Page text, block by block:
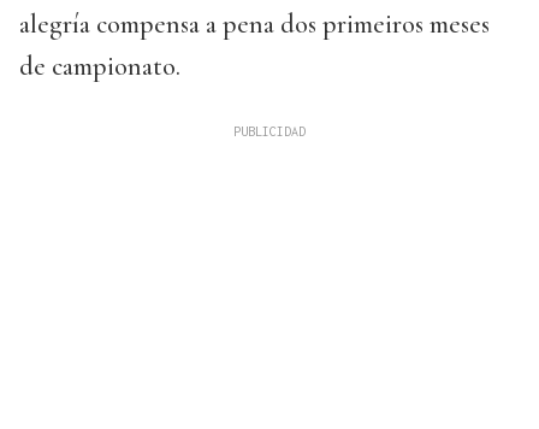
alegría compensa a pena dos primeiros meses
de campionato.